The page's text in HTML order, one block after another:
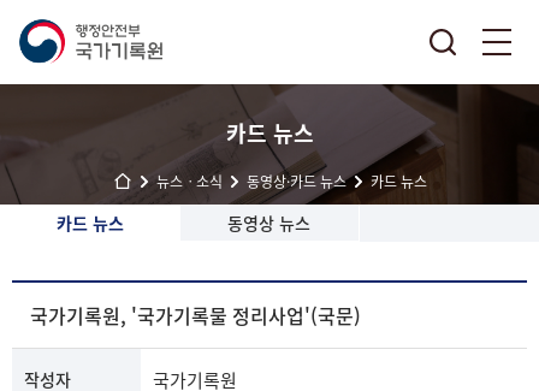
카드 뉴스
뉴스ㆍ소식 동영상·카드 뉴스 카드 뉴스
카드 뉴스 동영상 뉴스
국가기록원, '국가기록물 정리사업'(국문)
작성자 국가기록원